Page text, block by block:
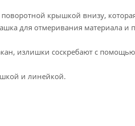
крышкой внизу,
для отмеривания материала и
излишки соскребают с
и линейкой.